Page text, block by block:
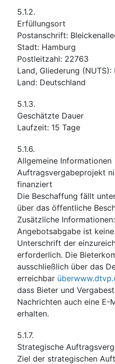
5.1.2.
Erfüllungsort
Postanschrift:
Stadt: Hamburg
Postleitzahl: 22763
Land, Gliederung (NUTS):
Land: Deutschland
5.1.3.
Geschätzte Dauer
Laufzeit: 15 Tage
5.1.6.
Allgemeine Informationen
Auftragsvergabeprojekt
finanziert
Die Beschaffung fällt
über das öffentliche
Zusätzliche Informationen:
Angebotsabgabe ist
Unterschrift der
erforderlich. Die
ausschließlich über das
erreichbar
dass Bieter und
Nachrichten auch eine E-
erhalten.
5.1.7.
Strategische
Ziel der strategischen